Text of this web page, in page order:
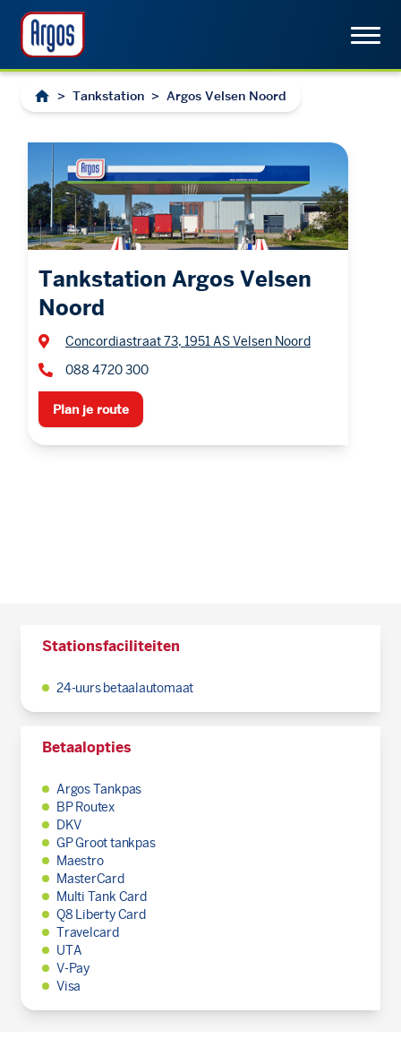
> Tankstation > Argos Velsen Noord
Tankstation Argos Velsen
Noord
Concordiastraat 73, 1951 AS Velsen Noord
088 4720 300
Plan je route
Stationsfaciliteiten
24-uurs betaalautomaat
Betaalopties
Argos Tankpas
BP Routex
DKV
GP Groot tankpas
Maestro
MasterCard
Multi Tank Card
Q8 Liberty Card
Travelcard
UTA
V-Pay
Visa